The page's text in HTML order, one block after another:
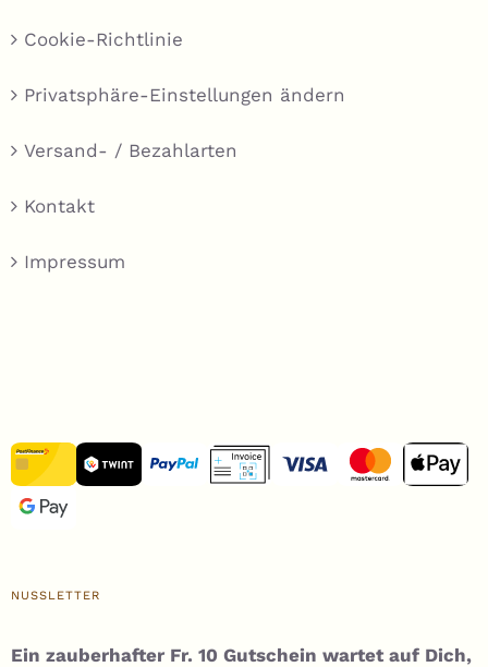
Cookie-Richtlinie
Privatsphäre-Einstellungen ändern
Versand- / Bezahlarten
Kontakt
Impressum
NUSSLETTER
Ein zauberhafter Fr. 10 Gutschein wartet auf Dich,